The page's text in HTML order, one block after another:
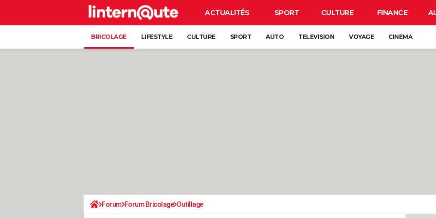
ACTUALITÉS SPORT CULTURE FINANCE
BRICOLAGE LIFESTYLE CULTURE SPORT AUTO TELEVISION VOYAGE CINEMA
Forum Forum Bricolage Outillage